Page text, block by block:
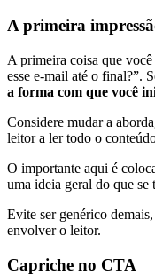
A primeira
A primeira coisa que
esse e-mail até o final?”.
a forma com que você
Considere mudar a
leitor a ler todo o
O importante aqui é
uma ideia geral do que se
Evite ser genérico
envolver o leitor.
Capriche no CTA